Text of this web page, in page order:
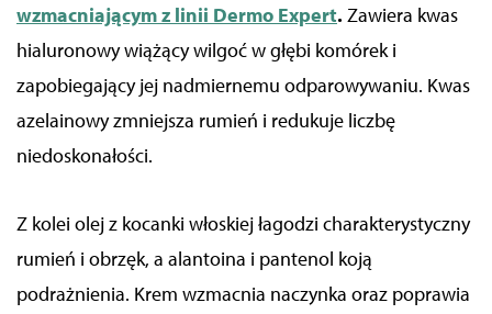
wzmacniającym z linii Dermo Expert. Zawiera kwas
hialuronowy wiążący wilgoć w głębi komórek i
zapobiegający jej nadmiernemu odparowywaniu. Kwas
azelainowy zmniejsza rumień i redukuje liczbę
niedoskonałości.
Z kolei olej z kocanki włoskiej łagodzi charakterystyczny
rumień i obrzęk, a alantoina i pantenol koją
podrażnienia. Krem wzmacnia naczynka oraz poprawia